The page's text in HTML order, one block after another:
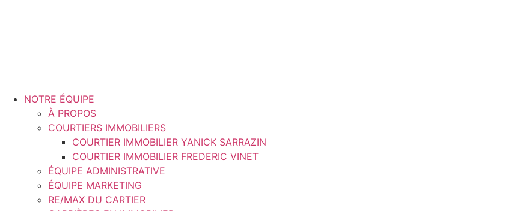
NOTRE ÉQUIPE
À PROPOS
COURTIERS IMMOBILIERS
COURTIER IMMOBILIER YANICK SARRAZIN
COURTIER IMMOBILIER FREDERIC VINET
ÉQUIPE ADMINISTRATIVE
ÉQUIPE MARKETING
RE/MAX DU CARTIER